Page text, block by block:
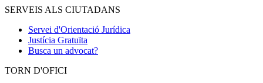
SERVEIS ALS CIUTADANS
Servei d'Orientació Jurídica
Justícia Gratuïta
Busca un advocat?
TORN D'OFICI